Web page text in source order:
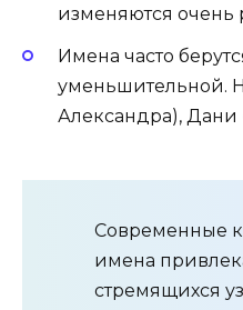
изменяются очень
Имена часто
уменьшительной.
Александра), Дани
Современные
имена
стремящихся